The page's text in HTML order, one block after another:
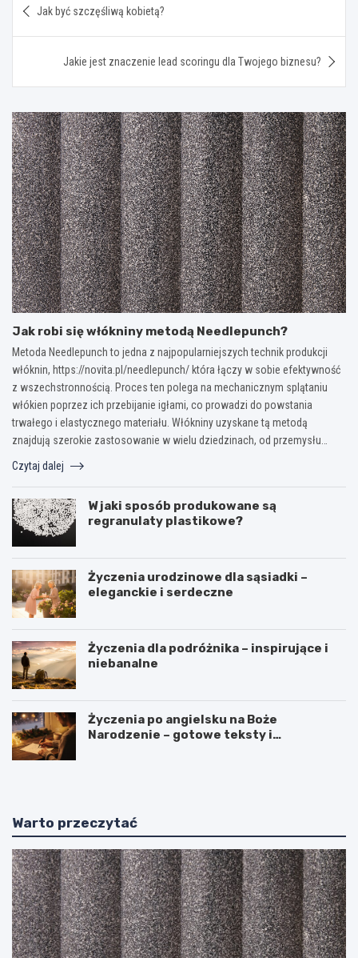
wpisu
Jak być szczęśliwą kobietą?
Jakie jest znaczenie lead scoringu dla Twojego biznesu?
Jak robi się włókniny metodą Needlepunch?
Metoda Needlepunch to jedna z najpopularniejszych technik produkcji
włóknin, https://novita.pl/needlepunch/ która łączy w sobie efektywność
z wszechstronnością. Proces ten polega na mechanicznym splątaniu
włókien poprzez ich przebijanie igłami, co prowadzi do powstania
trwałego i elastycznego materiału. Włókniny uzyskane tą metodą
znajdują szerokie zastosowanie w wielu dziedzinach, od przemysłu…
Czytaj dalej
W jaki sposób produkowane są
regranulaty plastikowe?
Życzenia urodzinowe dla sąsiadki –
eleganckie i serdeczne
Życzenia dla podróżnika – inspirujące i
niebanalne
Życzenia po angielsku na Boże
Narodzenie – gotowe teksty i
Warto przeczytać